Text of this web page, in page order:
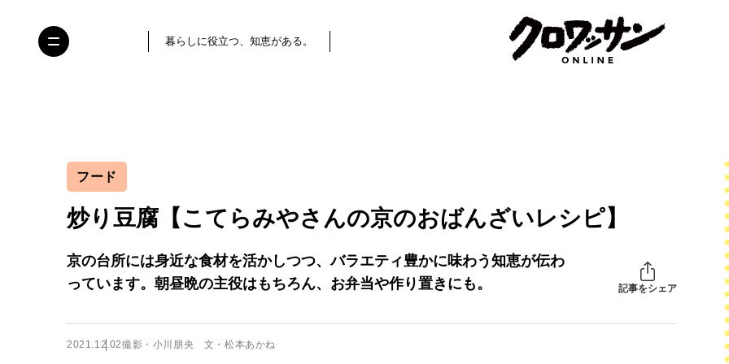
暮らしに役立つ、知恵がある。
フード
炒り豆腐【こてらみやさんの京のおばんざいレシピ】
京の台所には身近な食材を活かしつつ、バラエティ豊かに味わう知恵が伝わ
っています。朝昼晩の主役はもちろん、お弁当や作り置きにも。
記事をシェア
2021.12.02撮影・小川朋央 文・松本あかね